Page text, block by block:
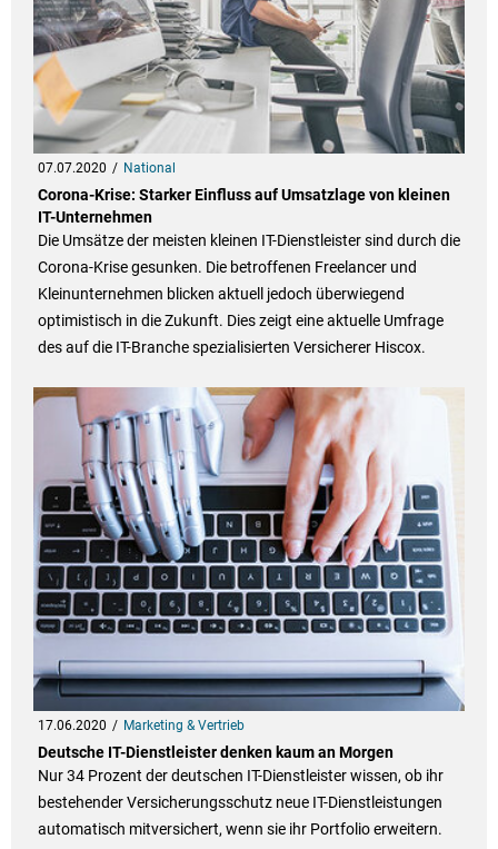
07.07.2020 National
Corona-Krise: Starker Einfluss auf Umsatzlage von kleinen
IT-Unternehmen
Die Umsätze der meisten kleinen IT-Dienstleister sind durch die
Corona-Krise gesunken. Die betroffenen Freelancer und
Kleinunternehmen blicken aktuell jedoch überwiegend
optimistisch in die Zukunft. Dies zeigt eine aktuelle Umfrage
des auf die IT-Branche spezialisierten Versicherer Hiscox.
17.06.2020 Marketing & Vertrieb
Deutsche IT-Dienstleister denken kaum an Morgen
Nur 34 Prozent der deutschen IT-Dienstleister wissen, ob ihr
bestehender Versicherungsschutz neue IT-Dienstleistungen
automatisch mitversichert, wenn sie ihr Portfolio erweitern.